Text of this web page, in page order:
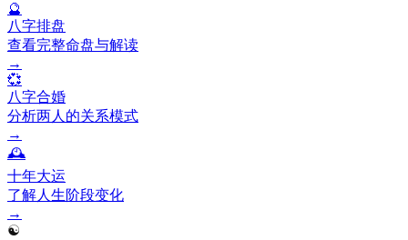
🔮
八字排盘
查看完整命盘与解读
→
💞
八字合婚
分析两人的关系模式
→
🕰️
十年大运
了解人生阶段变化
→
☯️